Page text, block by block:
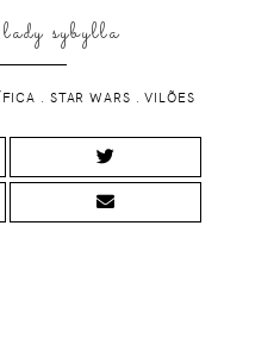
lady sybylla
STAR WARS .VILÕES